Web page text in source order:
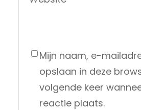
Mijn naam, e-
opslaan in deze
volgende keer
reactie plaats.